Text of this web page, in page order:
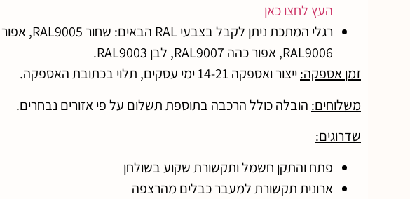
העץ לחצו כאן
RAL9006, אפור כהה RAL9007, לבן RAL9003.
זמן אספקה:ייצור ואספקה 14-21 ימי עסקים, תלוי בכתובת האספקה.
משלוחים: הובלה כולל הרכבה בתוספת תשלום על פי אזורים נבחרים.
שדרוגים:
פתח והתקן חשמל ותקשורת שקוע בשולחן
ארונית תקשורת למעבר כבלים מהרצפה